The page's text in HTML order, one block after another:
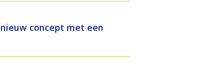
dessert Twee nieuwe witte wijnen van wijnhuis Skaramuča
Wine Experience Amsterdam
concept met een